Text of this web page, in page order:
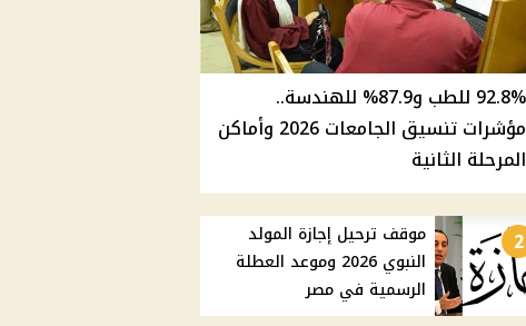
92.8% للطب و87.9% للهندسة..
مؤشرات تنسيق الجامعات 2026 وأماكن
المرحلة الثانية
2
موقف ترحيل إجازة المولد
النبوي 2026 وموعد العطلة
الرسمية في مصر